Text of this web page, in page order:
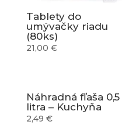
Tablety do
umývačky riadu
(80ks)
21,00 €
Náhradná fľaša 0,5
litra – Kuchyňa
2,49 €